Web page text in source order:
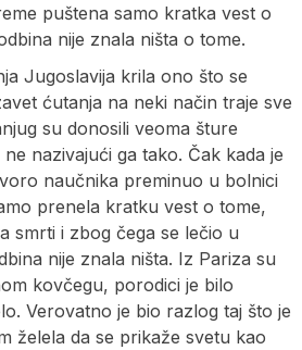
puštena samo kratka vest o
nije znala ništa o tome.
Jugoslavija krila ono što se
ćutanja na neki način traje sve
su donosili veoma šture
nazivajući ga tako. Čak kada je
naučnika preminuo u bolnici
prenela kratku vest o tome,
smrti i zbog čega se lečio u
nije znala ništa. Iz Pariza su
kovčegu, porodici je bilo
Verovatno je bio razlog taj što je
želela da se prikaže svetu kao